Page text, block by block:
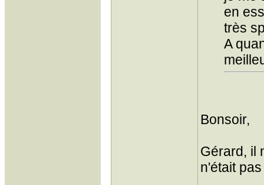
en
très
A
Bonsoir,
Gérard, il
n'était